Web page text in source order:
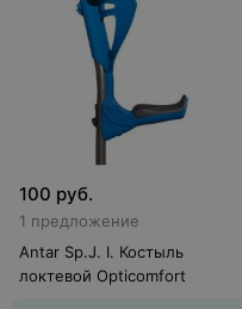
100 руб.
1 предложение
Antar Sp.J. I. Костыль
локтевой Opticomfort